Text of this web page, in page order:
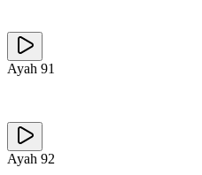
Ayah 91
Ayah 92